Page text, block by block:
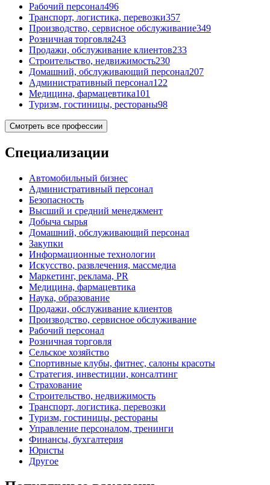
Рабочий персонал496
Транспорт, логистика, перевозки357
Производство, сервисное обслуживание349
Розничная торговля243
Продажи, обслуживание клиентов233
Строительство, недвижимость230
Домашний, обслуживающий персонал207
Административный персонал122
Медицина, фармацевтика101
Туризм, гостиницы, рестораны98
Смотреть все профессии
Специализации
Автомобильный бизнес
Административный персонал
Безопасность
Высший и средний менеджмент
Добыча сырья
Домашний, обслуживающий персонал
Закупки
Информационные технологии
Искусство, развлечения, массмедиа
Маркетинг, реклама, PR
Медицина, фармацевтика
Наука, образование
Продажи, обслуживание клиентов
Производство, сервисное обслуживание
Рабочий персонал
Розничная торговля
Сельское хозяйство
Спортивные клубы, фитнес, салоны красоты
Стратегия, инвестиции, консалтинг
Страхование
Строительство, недвижимость
Транспорт, логистика, перевозки
Туризм, гостиницы, рестораны
Управление персоналом, тренинги
Финансы, бухгалтерия
Юристы
Другое